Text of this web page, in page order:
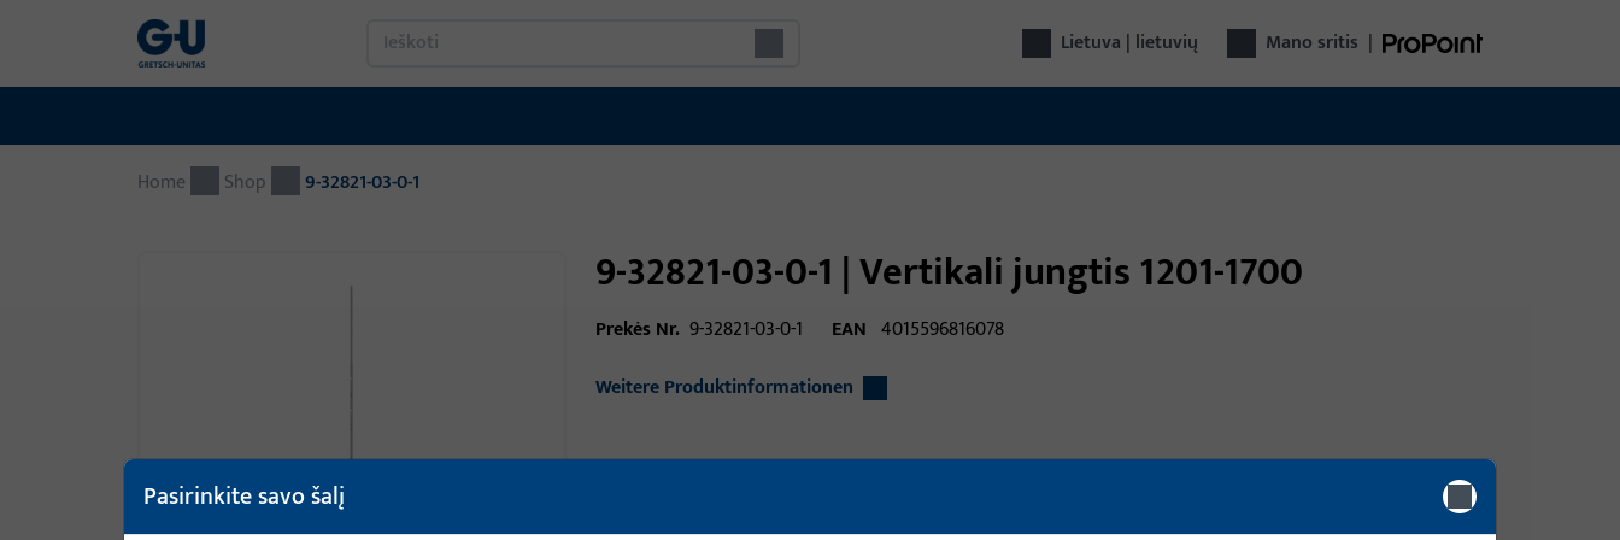
Lietuva | lietuvių Mano sritis |
Home Shop 9-32821-03-0-1
9-32821-03-0-1 | Vertikali jungtis 1201-1700
Prekės Nr. 9-32821-03-0-1 EAN 4015596816078
Weitere Produktinformationen
Panaudojimo sritis (specifikuota)
swing
Pasirinkite savo šalį